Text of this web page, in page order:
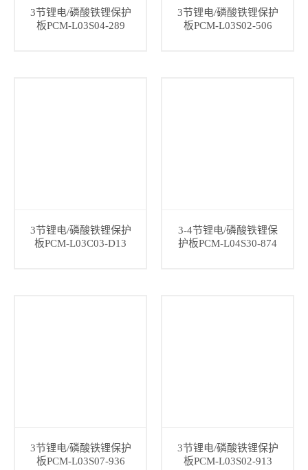
3节锂电/磷酸铁锂保护
板PCM-L03S04-289
3节锂电/磷酸铁锂保护
板PCM-L03S02-506
3节锂电/磷酸铁锂保护
板PCM-L03C03-D13
3-4节锂电/磷酸铁锂保
护板PCM-L04S30-874
3节锂电/磷酸铁锂保护
板PCM-L03S07-936
3节锂电/磷酸铁锂保护
板PCM-L03S02-913